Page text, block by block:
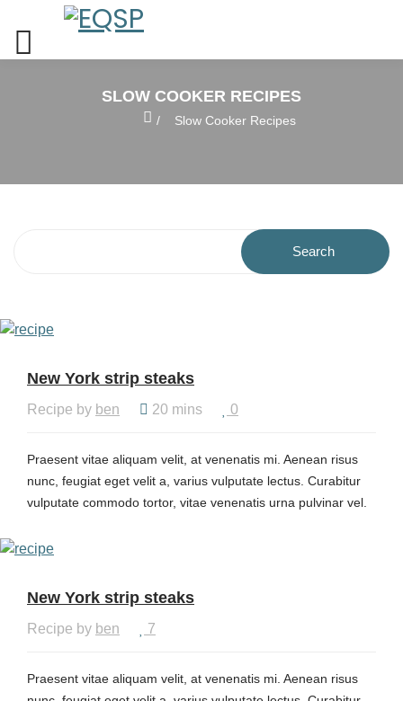
SLOW COOKER RECIPES
Slow Cooker Recipes
Search
New York strip steaks
Recipe by ben 20 mins 0
Praesent vitae aliquam velit, at venenatis mi. Aenean risus
nunc, feugiat eget velit a, varius vulputate lectus. Curabitur
vulputate commodo tortor, vitae venenatis urna pulvinar vel.
sodales eros, sit amet euismod lectus ipsum ac ex. Cras
Nullam tempor porttitor egestas. Morbi in malesuada sapien,
New York strip steaks
Recipe by ben 7
Praesent vitae aliquam velit, at venenatis mi. Aenean risus